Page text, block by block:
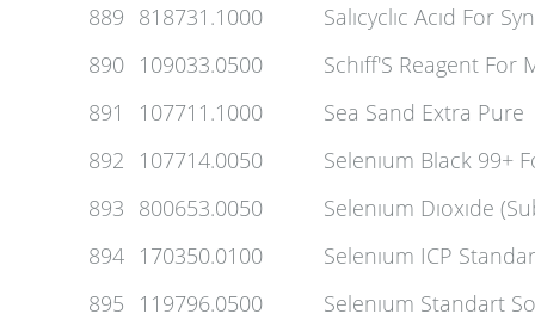
889 818731.1000
Salıcyclıc Acıd For
890 109033.0500
Schıff'S Reagent For
891
107711.1000
Sea Sand Extra Pure
892
107714.0050
Selenıum Black 99+
893 800653.0050
Selenıum Dıoxıde
894 170350.0100
Selenıum ICP
895
119796.0500
Selenıum Standart